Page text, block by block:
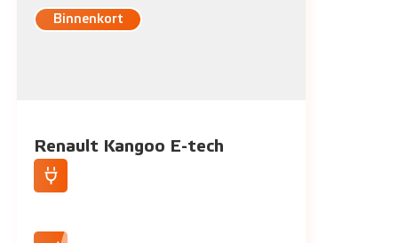
Binnenkort
Renault Kangoo E-tech